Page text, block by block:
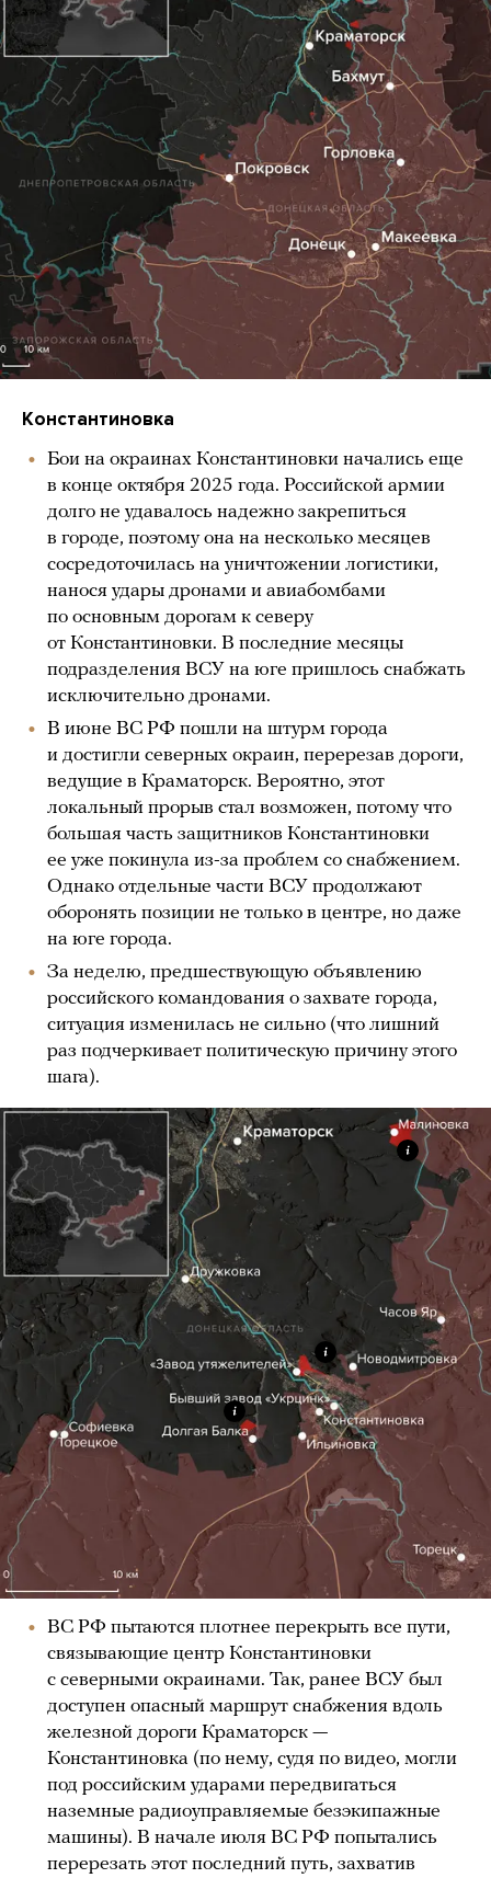
Константиновка
Бои на окраинах Константиновки начались еще
в конце октября 2025 года. Российской армии
долго не удавалось надежно закрепиться
в городе, поэтому она на несколько месяцев
сосредоточилась на уничтожении логистики,
нанося удары дронами и авиабомбами
по основным дорогам к северу
от Константиновки. В последние месяцы
подразделения ВСУ на юге пришлось снабжать
исключительно дронами.
В июне ВС РФ пошли на штурм города
и достигли северных окраин, перерезав дороги,
ведущие в Краматорск. Вероятно, этот
локальный прорыв стал возможен, потому что
большая часть защитников Константиновки
ее уже покинула из-за проблем со снабжением.
Однако отдельные части ВСУ продолжают
оборонять позиции не только в центре, но даже
на юге города.
За неделю, предшествующую объявлению
российского командования о захвате города,
ситуация изменилась не сильно (что лишний
раз подчеркивает политическую причину этого
шага).
ВС РФ пытаются плотнее перекрыть все пути,
связывающие центр Константиновки
с северными окраинами. Так, ранее ВСУ был
доступен опасный маршрут снабжения вдоль
железной дороги Краматорск —
Константиновка (по нему, судя по видео, могли
под российским ударами передвигаться
наземные радиоуправляемые безэкипажные
машины). В начале июля ВС РФ попытались
перерезать этот последний путь, захватив